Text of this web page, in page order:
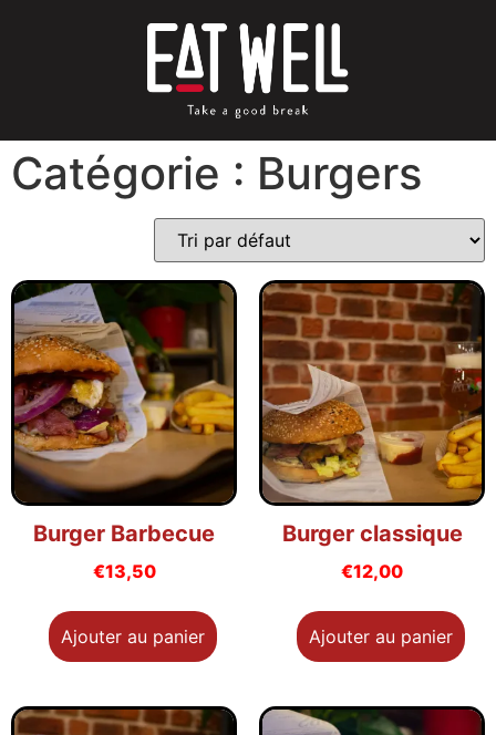
Catégorie : Burgers
Burger Barbecue
€13,50
Ajouter au panier
Burger classique
€12,00
Ajouter au panier